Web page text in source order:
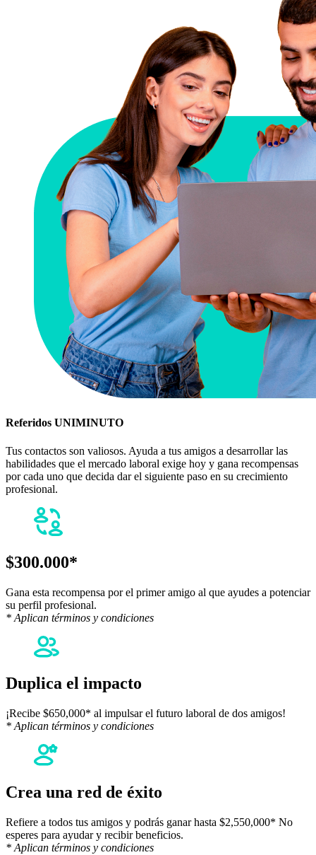
Referidos UNIMINUTO
Tus contactos son valiosos. Ayuda a tus amigos a desarrollar las
habilidades que el mercado laboral exige hoy y gana recompensas
por cada uno que decida dar el siguiente paso en su crecimiento
profesional.
$300.000*
Gana esta recompensa por el primer amigo al que ayudes a potenciar
su perfil profesional.
* Aplican términos y condiciones
Duplica el impacto
¡Recibe $650,000* al impulsar el futuro laboral de dos amigos!
* Aplican términos y condiciones
Crea una red de éxito
Refiere a todos tus amigos y podrás ganar hasta $2,550,000* No
esperes para ayudar y recibir beneficios.
* Aplican términos y condiciones